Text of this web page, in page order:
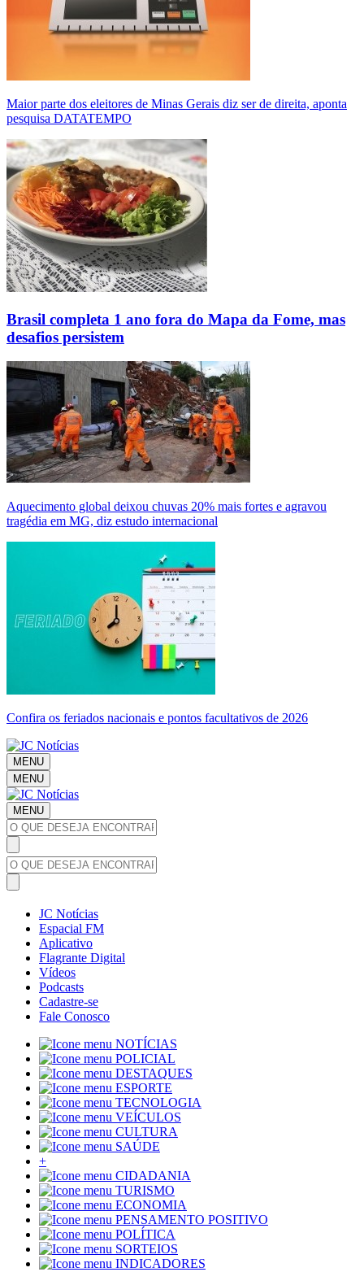
Maior parte dos eleitores de Minas Gerais diz ser de direita, aponta
pesquisa DATATEMPO
Brasil completa 1 ano fora do Mapa da Fome, mas
desafios persistem
Aquecimento global deixou chuvas 20% mais fortes e agravou
tragédia em MG, diz estudo internacional
Confira os feriados nacionais e pontos facultativos de 2026
MENU
MENU
MENU
JC Notícias
Espacial FM
Aplicativo
Flagrante Digital
Vídeos
Podcasts
Cadastre-se
Fale Conosco
NOTÍCIAS
POLICIAL
DESTAQUES
ESPORTE
TECNOLOGIA
VEÍCULOS
CULTURA
SAÚDE
+
CIDADANIA
TURISMO
ECONOMIA
PENSAMENTO POSITIVO
POLÍTICA
SORTEIOS
INDICADORES